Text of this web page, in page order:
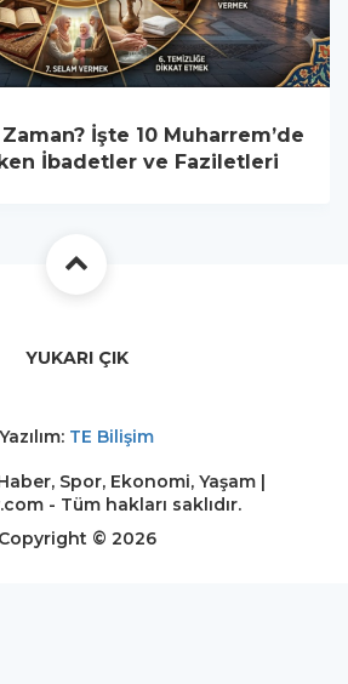
İşte 10 Muharrem’de
İbadetler ve Faziletleri
YUKARI ÇIK
Yazılım: TE Bilişim
Spor, Ekonomi, Yaşam |
- Tüm hakları saklıdır.
Copyright © 2026